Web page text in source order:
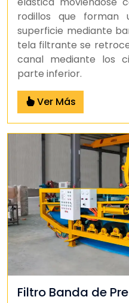
rodillos que
superficie mediante
tela filtrante se
canal mediante los
parte inferior.
Ver Más
Filtro Banda de